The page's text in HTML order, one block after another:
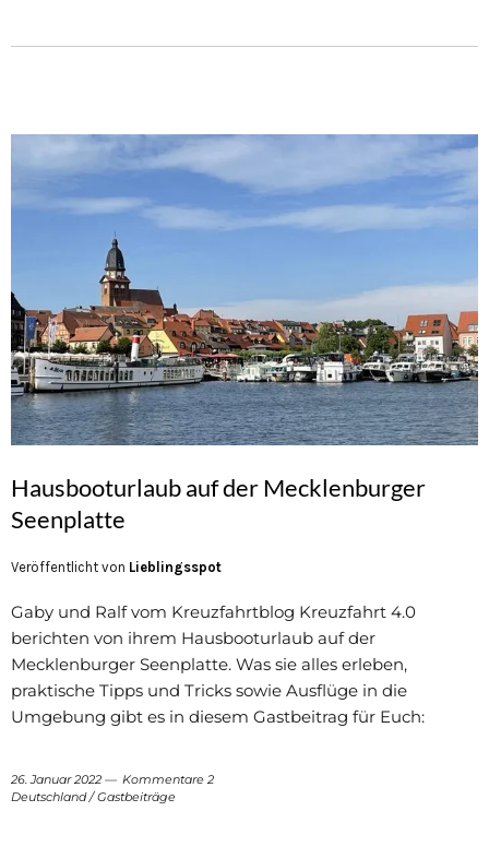
Hausbooturlaub auf der Mecklenburger
Seenplatte
Veröffentlicht von Lieblingsspot
Gaby und Ralf vom Kreuzfahrtblog Kreuzfahrt 4.0
berichten von ihrem Hausbooturlaub auf der
Mecklenburger Seenplatte. Was sie alles erleben,
praktische Tipps und Tricks sowie Ausflüge in die
Umgebung gibt es in diesem Gastbeitrag für Euch:
26. Januar 2022
Kommentare 2
Deutschland/Gastbeiträge